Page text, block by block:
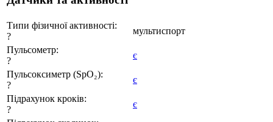
Типи фізичної активності:
?
мультиспорт
Пульсометр:
?
є
Пульсоксиметр (SpO₂):
?
є
Підрахунок кроків:
?
є